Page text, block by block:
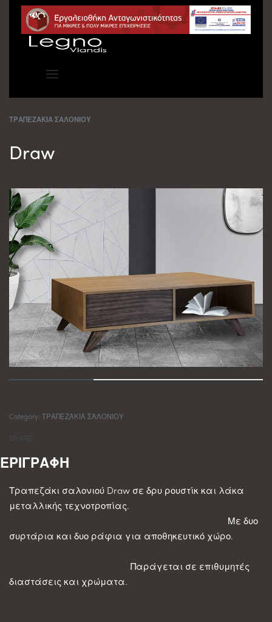
ΤΡΑΠΕΖΑΚΙΑ ΣΑΛΟΝΙΟΥ
Draw
Category: ΤΡΑΠΕΖΑΚΙΑ ΣΑΛΟΝΙΟΥ
SHARE
Τραπεζάκι σαλονιού Draw σε δρυ ρουστίκ και λάκα
μεταλλικής τεχνοτροπίας.
Με δυο
συρτάρια και δυο ράφια για αποθηκευτικό χώρο.
Παράγεται σε επιθυμητές
διαστάσεις και χρώματα.